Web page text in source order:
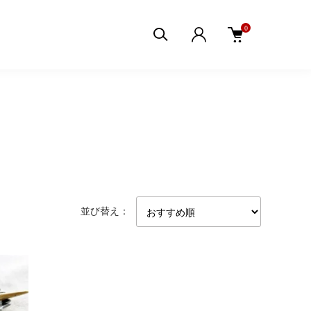
0
並び替え：